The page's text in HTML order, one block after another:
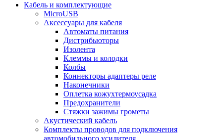
Кабель и комплектующие
MicroUSB
Аксессуары для кабеля
Автоматы питания
Дистрибьюторы
Изолента
Клеммы и колодки
Колбы
Коннекторы адаптеры реле
Наконечники
Оплетка кожухтермоусадка
Предохранители
Стяжки зажимы грометы
Акустический кабель
Комплекты проводов для подключения
автомобильного усилителя